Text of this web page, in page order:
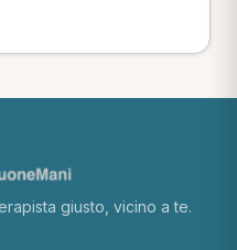
giusto, vicino a te.